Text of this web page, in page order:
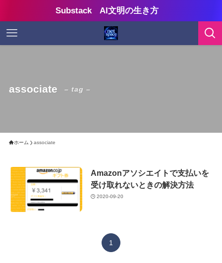
Substack AI文明の生き方
associate – tag –
ホーム associate
Amazonアソシエイトで支払いを
受け取れないときの解決方法
2020-09-20
1